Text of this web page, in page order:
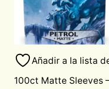
Añadir a la lista
100ct Matte Sleeves